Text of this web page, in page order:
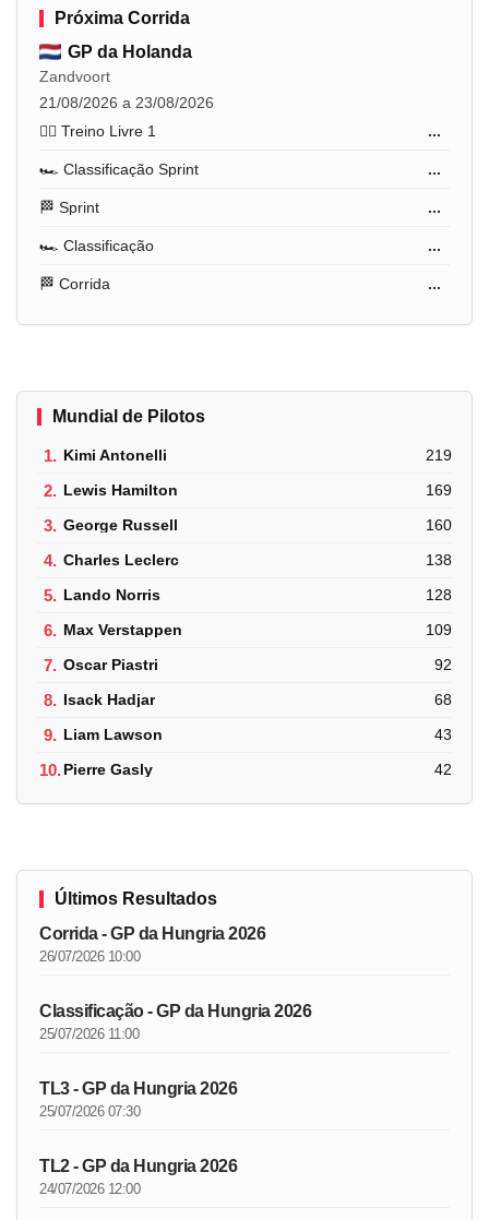
Próxima Corrida
GP da Holanda
Zandvoort
21/08/2026 a 23/08/2026
🏋️‍♂️ Treino Livre 1
...
🏎️ Classificação Sprint ...
🏁 Sprint ...
🏎️ Classificação ...
🏁 Corrida ...
Mundial de Pilotos
1. Kimi Antonelli 219
2. Lewis Hamilton 169
3. George Russell 160
4. Charles Leclerc 138
5. Lando Norris 128
6. Max Verstappen 109
7. Oscar Piastri 92
8. Isack Hadjar 68
9. Liam Lawson 43
10.Pierre Gasly 42
Últimos Resultados
Corrida - GP da Hungria 2026
26/07/2026 10:00
Classificação - GP da Hungria 2026
25/07/2026 11:00
TL3 - GP da Hungria 2026
25/07/2026 07:30
TL2 - GP da Hungria 2026
24/07/2026 12:00